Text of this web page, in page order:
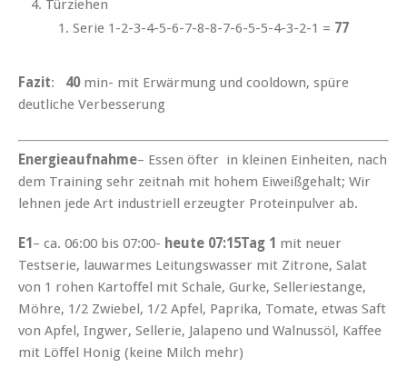
Türziehen
Serie 1-2-3-4-5-6-7-8-8-7-6-5-5-4-3-2-1 = 77
Fazit: 40min- mit Erwärmung und cooldown, spüre
deutliche Verbesserung
Energieaufnahme– Essen öfter in kleinen Einheiten, nach
dem Training sehr zeitnah mit hohem Eiweißgehalt; Wir
lehnen jede Art industriell erzeugter Proteinpulver ab.
E1 – ca. 06:00 bis 07:00- heute 07:15Tag 1 mit neuer
Testserie, lauwarmes Leitungswasser mit Zitrone, Salat
von 1 rohen Kartoffel mit Schale, Gurke, Selleriestange,
Möhre, 1/2 Zwiebel, 1/2 Apfel, Paprika, Tomate, etwas Saft
von Apfel, Ingwer, Sellerie, Jalapeno und Walnussöl, Kaffee
mit Löffel Honig (keine Milch mehr)